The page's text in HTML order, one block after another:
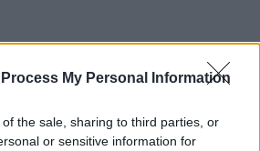
Process My Personal Information
the sale, sharing to third parties, or
or sensitive information for